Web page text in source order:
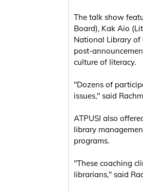
The talk show
Board), Kak Aio
National Library of
post-
culture of literacy.
"Dozens of
issues," said
ATPUSI also
library
programs.
"These coaching
librarians," said